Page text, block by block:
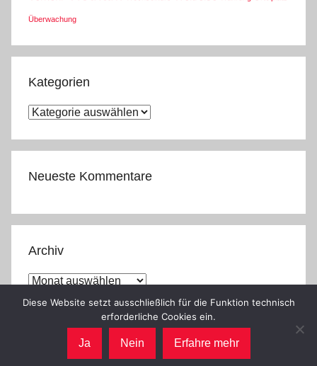
Überwachung
Kategorien
Kategorien
Neueste Kommentare
Archiv
Archiv
WordPress-Theme: Donovan von ThemeZee.
Diese Website setzt ausschließlich für die Funktion technisch
erforderliche Cookies ein.
Ja Nein Erfahre mehr